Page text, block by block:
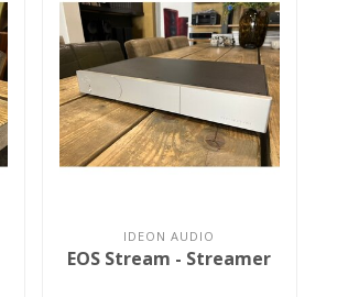
IDEON AUDIO
EOS Stream - Streamer